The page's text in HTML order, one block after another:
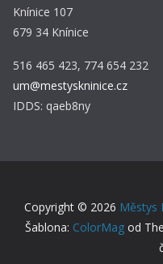
Knínice 107
679 34 Knínice
516 465 423, 774 654 232
um@mestyskninice.cz
IDDS: qaeb8ny
Copyright © 2026 Městys
Šablona: ColorMagod